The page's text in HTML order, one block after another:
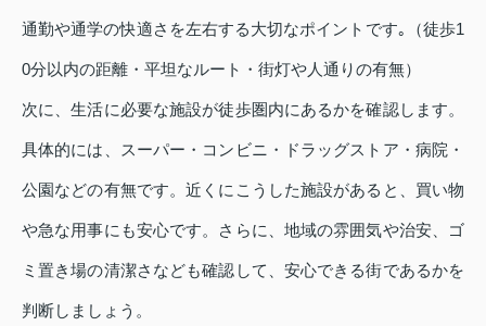
通勤や通学の快適さを左右する大切なポイントです｡（徒歩1
0分以内の距離・平坦なルート・街灯や人通りの有無）
次に、生活に必要な施設が徒歩圏内にあるかを確認します。
具体的には、スーパー・コンビニ・ドラッグストア・病院・
公園などの有無です。近くにこうした施設があると、買い物
や急な用事にも安心です。さらに、地域の雰囲気や治安、ゴ
ミ置き場の清潔さなども確認して、安心できる街であるかを
判断しましょう。